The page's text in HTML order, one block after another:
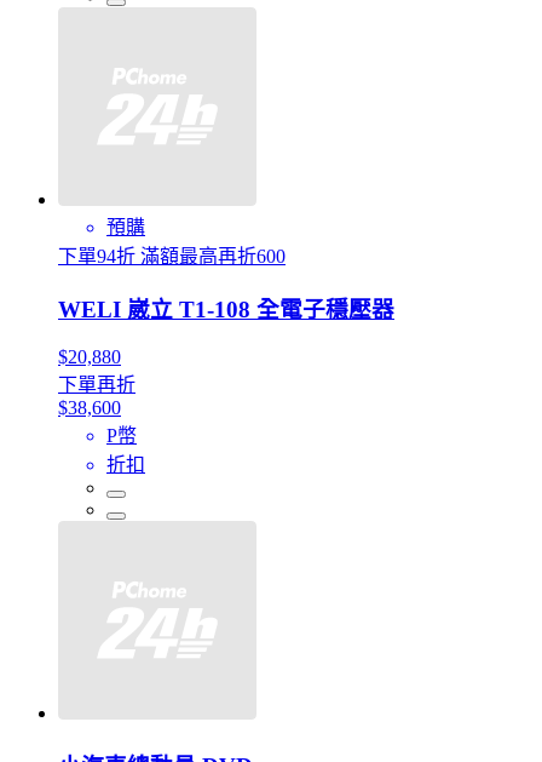
預購
下單94折 滿額最高再折600
WELI 崴立 T1-108 全電子穩壓器
$20,880
下單再折
$38,600
P幣
折扣